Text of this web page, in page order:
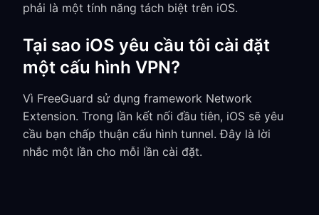
phải là một tính năng tách biệt trên iOS.
Tại sao iOS yêu cầu tôi cài đặt
một cấu hình VPN?
Vì FreeGuard sử dụng framework Network
Extension. Trong lần kết nối đầu tiên, iOS sẽ yêu
cầu bạn chấp thuận cấu hình tunnel. Đây là lời
nhắc một lần cho mỗi lần cài đặt.